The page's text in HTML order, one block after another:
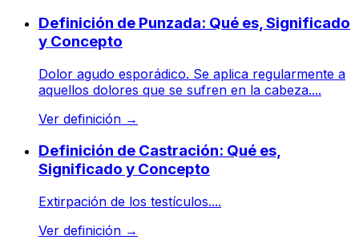
Definición de Punzada: Qué es, Significado
y Concepto
Dolor agudo esporádico. Se aplica regularmente a
aquellos dolores que se sufren en la cabeza....
Ver definición →
Definición de Castración: Qué es,
Significado y Concepto
Extirpación de los testículos....
Ver definición →